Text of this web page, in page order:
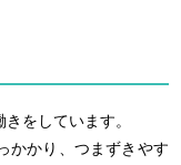
をしています。
かかり、つまずきやす